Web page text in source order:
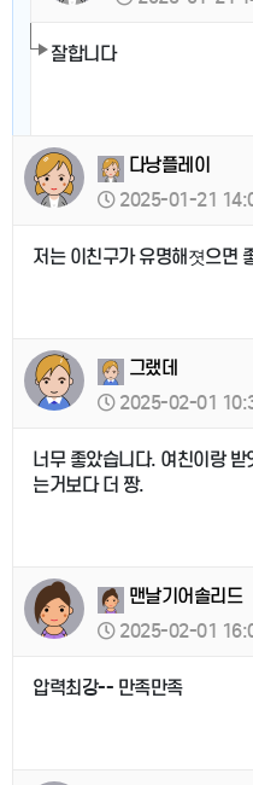
잘합니다
다낭플레이
2025-01-21
저는 이친구가 유명해졋으면
그랬데
2025-02-01
너무 좋았습니다. 여친이랑
는거보다 더 짱.
맨날기어솔리드
2025-02-01
압력최강-- 만족만족